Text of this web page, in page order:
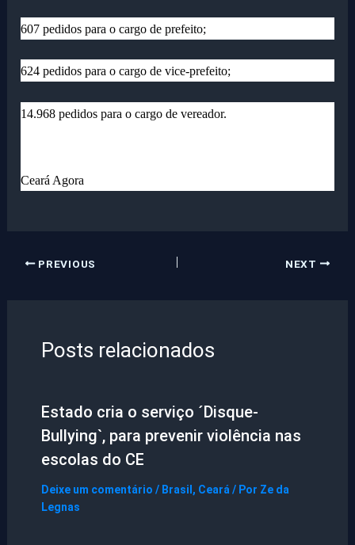
607 pedidos para o cargo de prefeito;
624 pedidos para o cargo de vice-prefeito;
14.968 pedidos para o cargo de vereador.
Ceará Agora
PREVIOUS NEXT
Posts relacionados
Estado cria o serviço ´Disque-
Bullying`, para prevenir violência nas
escolas do CE
Deixe um comentário / Brasil , Ceará/ Por Ze da
Legnas